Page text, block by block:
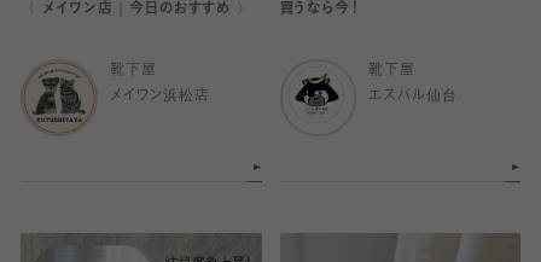
〈 メイワン店｜今日のおすすめ 〉
靴下屋
メイワン浜松店
買うなら今！
靴下屋
エスパル仙台